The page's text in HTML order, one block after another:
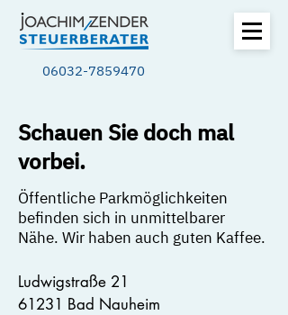
06032-7859470
Schauen Sie doch mal
vorbei.
Öffentliche Parkmöglichkeiten
befinden sich in unmittelbarer
Nähe. Wir haben auch guten Kaffee.
Ludwigstraße 21
61231 Bad Nauheim